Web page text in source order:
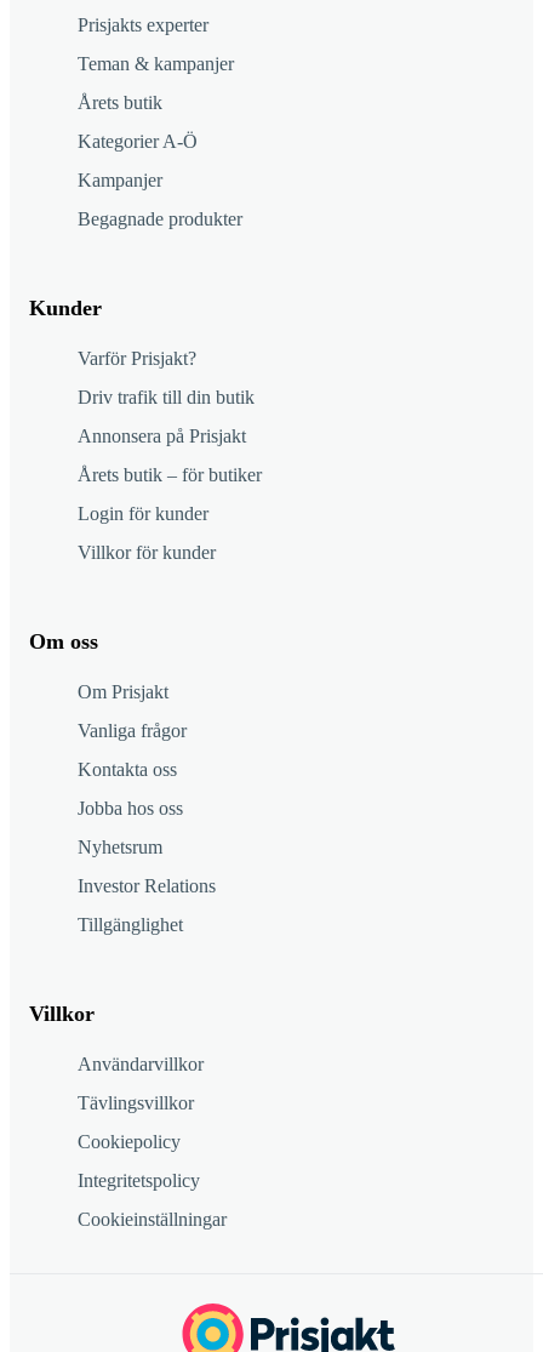
Prisjakts experter
Teman & kampanjer
Årets butik
Kategorier A-Ö
Kampanjer
Begagnade produkter
Kunder
Varför Prisjakt?
Driv trafik till din butik
Annonsera på Prisjakt
Årets butik – för butiker
Login för kunder
Villkor för kunder
Om oss
Om Prisjakt
Vanliga frågor
Kontakta oss
Jobba hos oss
Nyhetsrum
Investor Relations
Tillgänglighet
Villkor
Användarvillkor
Tävlingsvillkor
Cookiepolicy
Integritetspolicy
Cookieinställningar